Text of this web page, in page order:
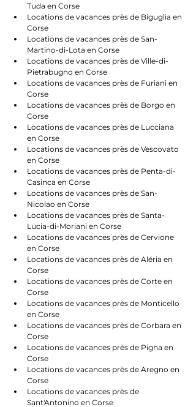
Tuda en Corse
Locations de vacances près de Biguglia en
Corse
Locations de vacances près de San-
Martino-di-Lota en Corse
Locations de vacances près de Ville-di-
Pietrabugno en Corse
Locations de vacances près de Furiani en
Corse
Locations de vacances près de Borgo en
Corse
Locations de vacances près de Lucciana
en Corse
Locations de vacances près de Vescovato
en Corse
Locations de vacances près de Penta-di-
Casinca en Corse
Locations de vacances près de San-
Nicolao en Corse
Locations de vacances près de Santa-
Lucia-di-Moriani en Corse
Locations de vacances près de Cervione
en Corse
Locations de vacances près de Aléria en
Corse
Locations de vacances près de Corte en
Corse
Locations de vacances près de Monticello
en Corse
Locations de vacances près de Corbara en
Corse
Locations de vacances près de Pigna en
Corse
Locations de vacances près de Aregno en
Corse
Locations de vacances près de
Sant'Antonino en Corse